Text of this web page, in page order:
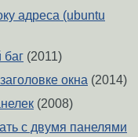
адреса (ubuntu
баг (2011)
окна (2014)
(2008)
с двумя панелями